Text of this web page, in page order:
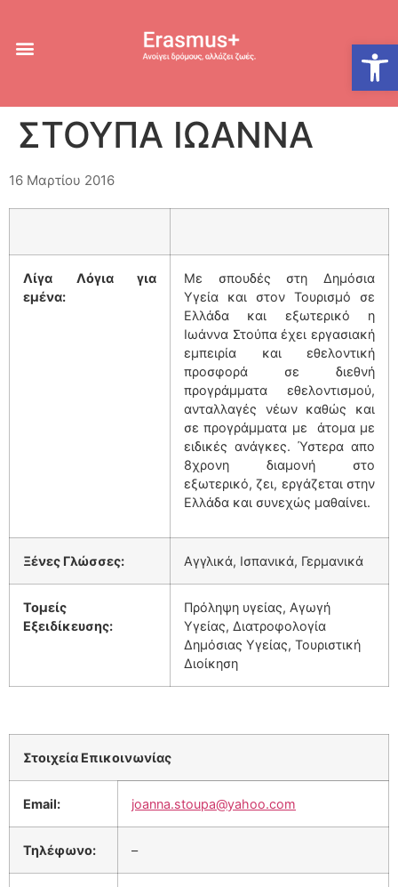
ΣΤΟΥΠΑ ΙΩΑΝΝΑ
16 Μαρτίου 2016
Λίγα Λόγια για
εμένα:
Με σπουδές στη Δημόσια
Υγεία και στον Τουρισμό σε
Ελλάδα και εξωτερικό η
Ιωάννα Στούπα έχει εργασιακή
εμπειρία και εθελοντική
προσφορά σε διεθνή
προγράμματα εθελοντισμού,
ανταλλαγές νέων καθώς και
σε προγράμματα με άτομα με
ειδικές ανάγκες. Ύστερα απο
8χρονη διαμονή στο
εξωτερικό, ζει, εργάζεται στην
Ελλάδα και συνεχώς μαθαίνει.
Ξένες Γλώσσες: Αγγλικά, Ισπανικά, Γερμανικά
Τομείς
Εξειδίκευσης:
Πρόληψη υγείας, Αγωγή
Υγείας, Διατροφολογία
Δημόσιας Υγείας, Τουριστική
Διοίκηση
Στοιχεία Επικοινωνίας
Email: joanna.stoupa@yahoo.com
Τηλέφωνο: –